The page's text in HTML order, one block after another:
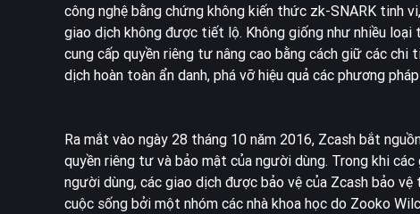
công nghệ bằng chứng không kiến thức zk-SNARK tinh
giao dịch không được tiết lộ. Không giống như nhiều loại
cung cấp quyền riêng tư nâng cao bằng cách giữ các
dịch hoàn toàn ẩn danh, phá vỡ hiệu quả các phương
Ra mắt vào ngày 28 tháng 10 năm 2016, Zcash bắt
quyền riêng tư và bảo mật của người dùng. Trong khi
người dùng, các giao dịch được bảo vệ của Zcash bảo
cuộc sống bởi một nhóm các nhà khoa học do Zooko